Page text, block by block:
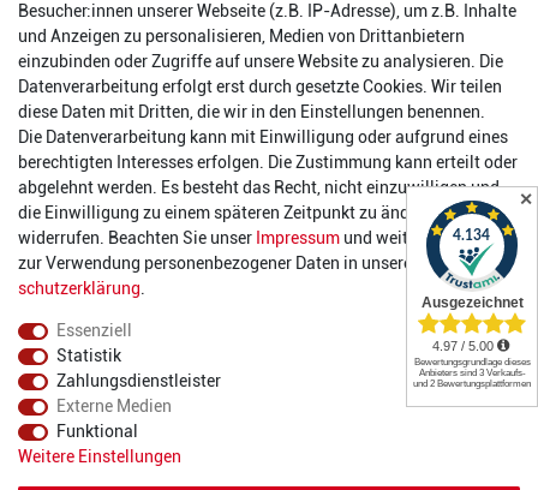
order@2die4-sports.com
0 26 63/ 9 68 69 37
Öffnungszeiten
Montag:
14:00 - 17:00 Uhr
Dienstag:
14:00 - 17:00 Uhr
Mittwoch:
14:00 - 17:00 Uhr
Donnerstag:
14:00 - 17:00 Uhr
Freitag:
14:00 - 19:00 Uhr
Samstag:
10:00 - 17:00 Uhr
Besucher:innen unserer Webseite (z.B. IP-Adresse), um z.B. Inhalte
und Anzeigen zu personalisieren, Medien von Drittanbietern
einzubinden oder Zugriffe auf unsere Website zu analysieren. Die
Datenverarbeitung erfolgt erst durch gesetzte Cookies. Wir teilen
diese Daten mit Dritten, die wir in den Einstellungen benennen.
Die Datenverarbeitung kann mit Einwilligung oder aufgrund eines
berechtigten Interesses erfolgen. Die Zustimmung kann erteilt oder
abgelehnt werden. Es besteht das Recht, nicht einzuwilligen und
die Einwilligung zu einem späteren Zeitpunkt zu ändern oder zu
widerrufen. Beachten Sie unser Impressum und weitere Hinweise
zur Verwendung personenbezogener Daten in unserer
Daten­
schutz­erklärung
Essenziell
Statistik
Zahlungsdienstleister
Externe Medien
Funktional
Weitere Einstellungen
✕